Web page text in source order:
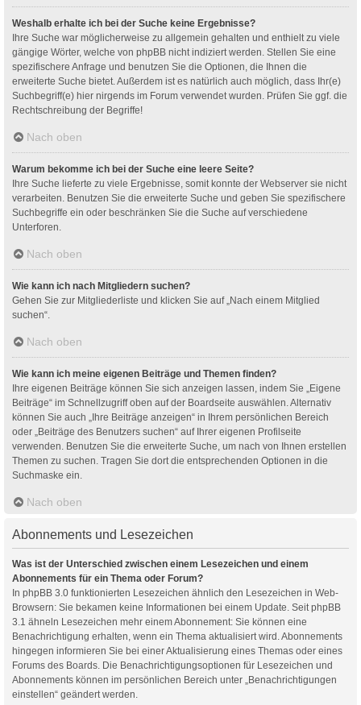
Weshalb erhalte ich bei der Suche keine Ergebnisse?
Ihre Suche war möglicherweise zu allgemein gehalten und enthielt zu viele
gängige Wörter, welche von phpBB nicht indiziert werden. Stellen Sie eine
spezifischere Anfrage und benutzen Sie die Optionen, die Ihnen die
erweiterte Suche bietet. Außerdem ist es natürlich auch möglich, dass Ihr(e)
Suchbegriff(e) hier nirgends im Forum verwendet wurden. Prüfen Sie ggf. die
Rechtschreibung der Begriffe!
Nach oben
Warum bekomme ich bei der Suche eine leere Seite?
Ihre Suche lieferte zu viele Ergebnisse, somit konnte der Webserver sie nicht
verarbeiten. Benutzen Sie die erweiterte Suche und geben Sie spezifischere
Suchbegriffe ein oder beschränken Sie die Suche auf verschiedene
Unterforen.
Nach oben
Wie kann ich nach Mitgliedern suchen?
Gehen Sie zur Mitgliederliste und klicken Sie auf „Nach einem Mitglied
suchen“.
Nach oben
Wie kann ich meine eigenen Beiträge und Themen finden?
Ihre eigenen Beiträge können Sie sich anzeigen lassen, indem Sie „Eigene
Beiträge“ im Schnellzugriff oben auf der Boardseite auswählen. Alternativ
können Sie auch „Ihre Beiträge anzeigen“ in Ihrem persönlichen Bereich
oder „Beiträge des Benutzers suchen“ auf Ihrer eigenen Profilseite
verwenden. Benutzen Sie die erweiterte Suche, um nach von Ihnen erstellen
Themen zu suchen. Tragen Sie dort die entsprechenden Optionen in die
Suchmaske ein.
Nach oben
Abonnements und Lesezeichen
Was ist der Unterschied zwischen einem Lesezeichen und einem
Abonnements für ein Thema oder Forum?
In phpBB 3.0 funktionierten Lesezeichen ähnlich den Lesezeichen in Web-
Browsern: Sie bekamen keine Informationen bei einem Update. Seit phpBB
3.1 ähneln Lesezeichen mehr einem Abonnement: Sie können eine
Benachrichtigung erhalten, wenn ein Thema aktualisiert wird. Abonnements
hingegen informieren Sie bei einer Aktualisierung eines Themas oder eines
Forums des Boards. Die Benachrichtigungsoptionen für Lesezeichen und
Abonnements können im persönlichen Bereich unter „Benachrichtigungen
einstellen“ geändert werden.